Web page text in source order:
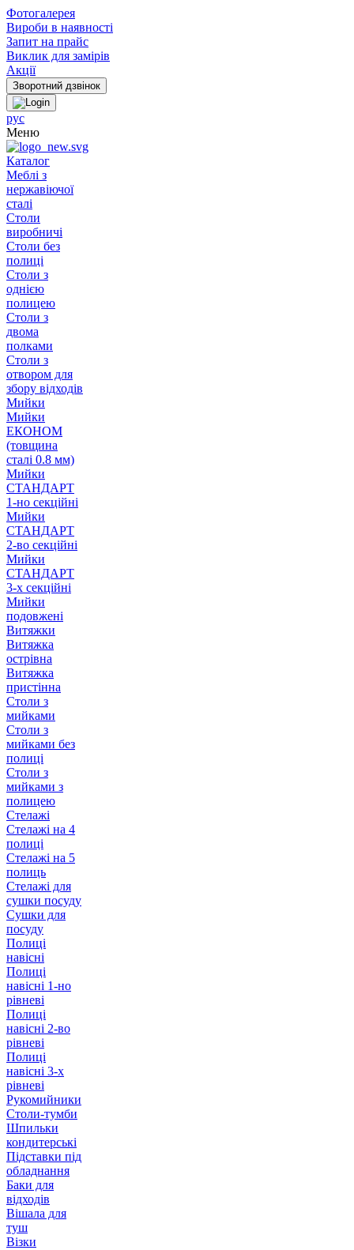
Фотогалерея
Вироби в наявності
Запит на прайс
Виклик для замірів
Акції
рус
Меню
Каталог
Меблі з
нержавіючої
сталі
Столи
виробничі
Столи без
полиці
Столи з
однією
полицею
Столи з
двома
полками
Столи з
отвором для
збору відходів
Мийки
Мийки
ЕКОНОМ
(товщина
сталі 0.8 мм)
Мийки
СТАНДАРТ
1-но секційні
Мийки
СТАНДАРТ
2-во секційні
Мийки
СТАНДАРТ
3-х секційні
Мийки
подовжені
Витяжки
Витяжка
острівна
Витяжка
пристінна
Столи з
мийками
Столи з
мийками без
полиці
Столи з
мийками з
полицею
Стелажі
Стелажі на 4
полиці
Стелажі на 5
полиць
Стелажі для
сушки посуду
Сушки для
посуду
Полиці
навісні
Полиці
навісні 1-но
рівневі
Полиці
навісні 2-во
рівневі
Полиці
навісні 3-х
рівневі
Рукомийники
Столи-тумби
Шпильки
кондитерські
Підставки під
обладнання
Баки для
відходів
Вішала для
туш
Візки